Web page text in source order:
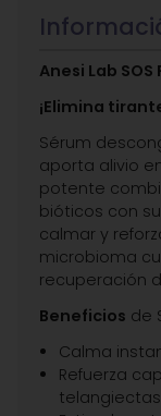
Anesi Lab
¡Elimina
Sérum
aporta alivio
potente
bióticos con
calmar y
microbioma
recuperación
Beneficios de
Calma
Refuerza